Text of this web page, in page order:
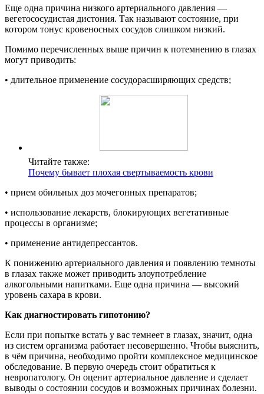
Еще одна причина низкого артериального давления —
вегетососудистая дистония. Так называют состояние, при
котором тонус кровеносных сосудов слишком низкий.
Помимо перечисленных выше причин к потемнению в глазах
могут приводить:
• длительное применение сосудорасширяющих средств;
Читайте также:
Почему бывает плохая свертываемость крови
• прием обильных доз мочегонных препаратов;
• использование лекарств, блокирующих вегетативные
процессы в организме;
• применение антидепрессантов.
К понижению артериального давления и появлению темноты
в глазах также может приводить злоупотребление
алкогольными напитками. Еще одна причина — высокий
уровень сахара в крови.
Как диагностировать гипотонию?
Если при попытке встать у вас темнеет в глазах, значит, одна
из систем организма работает несовершенно. Чтобы выяснить,
в чём причина, необходимо пройти комплексное медицинское
обследование. В первую очередь стоит обратиться к
невропатологу. Он оценит артериальное давление и сделает
выводы о состоянии сосудов и возможных причинах болезни.